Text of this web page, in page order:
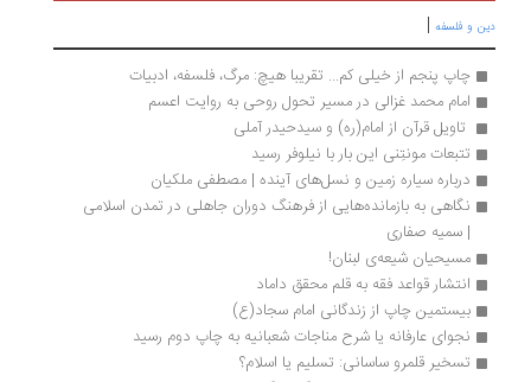
دین و فلسفه |
چاپ پنجم از خیلی کم... تقریبا هیچ: مرگ، فلسفه، ادبیات
امام محمد غزالی در مسیر تحول روحی به روایت اعسم
تاویل قرآن از امام(ره) و سیدحیدر آملی
تتبعات مونتِنی این بار با نیلوفر رسید
درباره سیاره زمین و نسل‌های آینده | مصطفی ملکیان
| سمیه صفاری
مسیحیان شیعه‌ی لبنان!
انتشار قواعد فقه به قلم محقق داماد
بیستمین چاپ از زندگانی امام سجاد(ع)
نجوای عارفانه یا شرح مناجات شعبانیه به چاپ دوم رسید
تسخیر قلمرو ساسانی: تسلیم یا اسلام؟